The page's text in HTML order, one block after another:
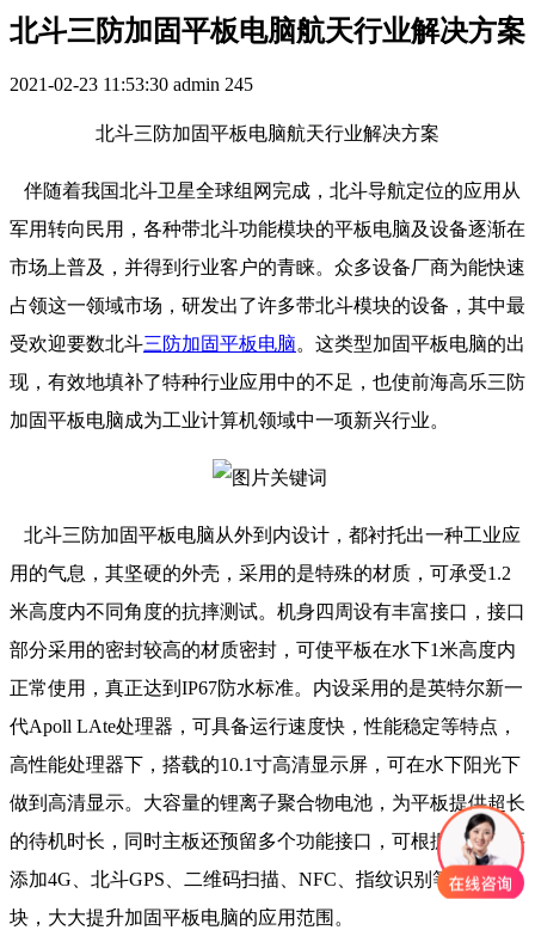
北斗三防加固平板电脑航天行业解决方案
2021-02-23 11:53:30 admin 245
北斗三防加固平板电脑航天行业解决方案
伴随着我国北斗卫星全球组网完成，北斗导航定位的应用从
军用转向民用，各种带北斗功能模块的平板电脑及设备逐渐在
市场上普及，并得到行业客户的青睐。众多设备厂商为能快速
占领这一领域市场，研发出了许多带北斗模块的设备，其中最
受欢迎要数北斗三防加固平板电脑。这类型加固平板电脑的出
现，有效地填补了特种行业应用中的不足，也使前海高乐三防
加固平板电脑成为工业计算机领域中一项新兴行业。
北斗三防加固平板电脑从外到内设计，都衬托出一种工业应
用的气息，其坚硬的外壳，采用的是特殊的材质，可承受1.2
米高度内不同角度的抗摔测试。机身四周设有丰富接口，接口
部分采用的密封较高的材质密封，可使平板在水下1米高度内
正常使用，真正达到IP67防水标准。内设采用的是英特尔新一
代Apoll LAte处理器，可具备运行速度快，性能稳定等特点，
高性能处理器下，搭载的10.1寸高清显示屏，可在水下阳光下
做到高清显示。大容量的锂离子聚合物电池，为平板提供超长
的待机时长，同时主板还预留多个功能接口，可根据客户需要
添加4G、北斗GPS、二维码扫描、NFC、指纹识别等功能模
块，大大提升加固平板电脑的应用范围。